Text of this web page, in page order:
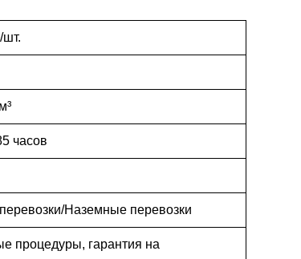
шт.
часов
Наземные перевозки
процедуры, гарантия на